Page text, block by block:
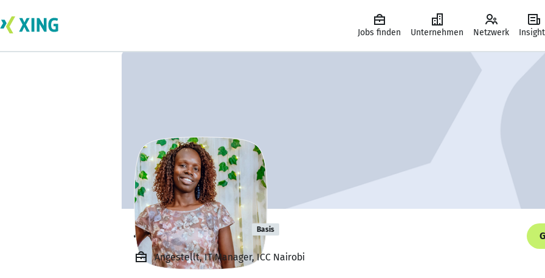
Jobs finden Unternehmen Netzwerk
Jocelyn Otieno Basis
Angestellt, IT Manager, ICC Nairobi